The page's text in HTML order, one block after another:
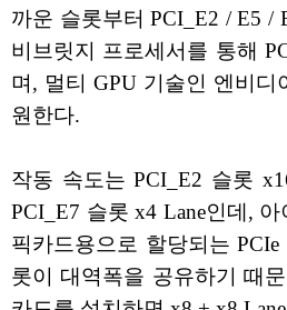
까운 슬롯부터 PCI_E2 / E5 /
비브릿지 프로세서를 통해
며, 멀티 GPU 기술인 엔비디
원한다.
작동 속도는 PCI_E2 슬롯
PCI_E7 슬롯 x4 Lane인데,
픽카드용으로 할당되는
롯이 대역폭을 공유하기 때